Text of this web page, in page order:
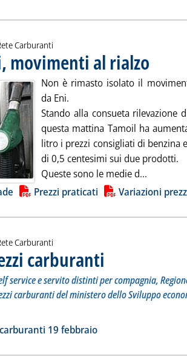
Carburanti
movimenti al rialzo
Non è rimasto isolato il
da Eni.
Stando alla consueta rilevazione
questa mattina Tamoil ha
litro i prezzi consigliati di benzina
di 0,5 centesimi sui due prodotti.
Queste sono le medie d...
alla notizia
Prezzi praticati Variazioni
Carburanti
carburanti
service e servito distinti per compagnia,
carburanti del ministero dello Sviluppo
'Dossier prezzi carburanti'
alla notizia
19 febbraio